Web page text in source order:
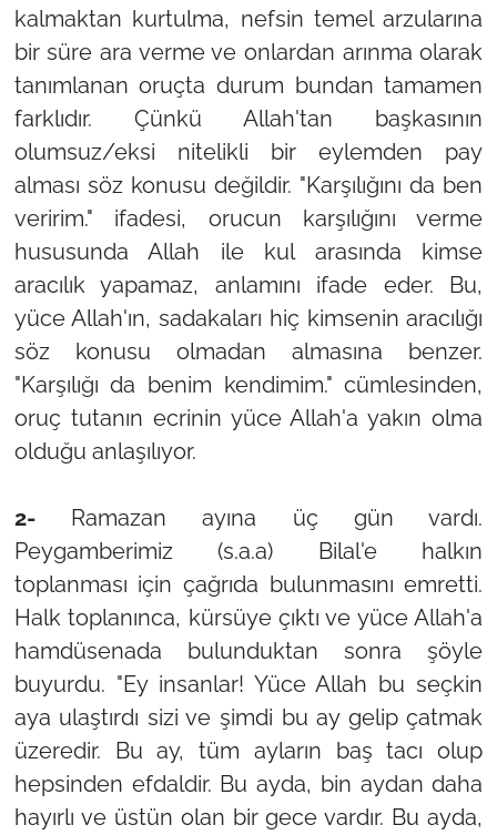
kalmaktan kurtulma, nefsin temel arzularına
bir süre ara verme ve onlardan arınma olarak
tanımlanan oruçta durum bundan tamamen
farklıdır. Çünkü Allah'tan başkasının
olumsuz/eksi nitelikli bir eylemden pay
alması söz konusu değildir. "Karşılığını da ben
veririm." ifadesi, orucun karşılığını verme
hususunda Allah ile kul arasında kimse
aracılık yapamaz, anlamını ifade eder. Bu,
yüce Allah'ın, sadakaları hiç kimsenin aracılığı
söz konusu olmadan almasına benzer.
"Karşılığı da benim kendimim." cümlesinden,
oruç tutanın ecrinin yüce Allah'a yakın olma
olduğu anlaşılıyor.
2- Ramazan ayına üç gün vardı.
Peygamberimiz (s.a.a) Bilal'e halkın
toplanması için çağrıda bulunmasını emretti.
Halk toplanınca, kürsüye çıktı ve yüce Allah'a
hamdüsenada bulunduktan sonra şöyle
buyurdu. "Ey insanlar! Yüce Allah bu seçkin
aya ulaştırdı sizi ve şimdi bu ay gelip çatmak
üzeredir. Bu ay, tüm ayların baş tacı olup
hepsinden efdaldir. Bu ayda, bin aydan daha
hayırlı ve üstün olan bir gece vardır. Bu ayda,